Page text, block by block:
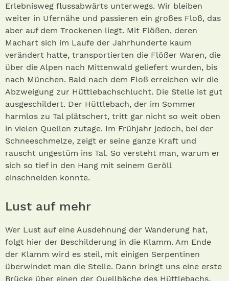
Erlebnisweg flussabwärts unterwegs. Wir bleiben
weiter in Ufernähe und passieren ein großes Floß, das
aber auf dem Trockenen liegt. Mit Flößen, deren
Machart sich im Laufe der Jahrhunderte kaum
verändert hatte, transportierten die Flößer Waren, die
über die Alpen nach Mittenwald geliefert wurden, bis
nach München. Bald nach dem Floß erreichen wir die
Abzweigung zur Hüttlebachschlucht. Die Stelle ist gut
ausgeschildert. Der Hüttlebach, der im Sommer
harmlos zu Tal plätschert, tritt gar nicht so weit oben
in vielen Quellen zutage. Im Frühjahr jedoch, bei der
Schneeschmelze, zeigt er seine ganze Kraft und
rauscht ungestüm ins Tal. So versteht man, warum er
sich so tief in den Hang mit seinem Geröll
einschneiden konnte.
Lust auf mehr
Wer Lust auf eine Ausdehnung der Wanderung hat,
folgt hier der Beschilderung in die Klamm. Am Ende
der Klamm wird es steil, mit einigen Serpentinen
überwindet man die Stelle. Dann bringt uns eine erste
Brücke über einen der Quellbäche des Hüttlebachs.